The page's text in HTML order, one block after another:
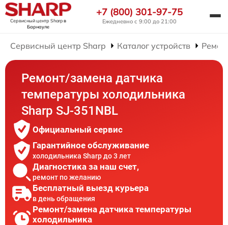
Сервисный центр Sharpв
Барнауле
+7 (800) 301-97-75
Ежедневно с 9:00 до 21:00
Сервисный центр Sharp Каталог устройств
Ремонт/замена датчика
температуры холодильника
Sharp SJ-351NBL
Официальный сервис
Гарантийное обслуживание
холодильника Sharp до 3 лет
Диагностика за наш счет,
ремонт по желанию
Бесплатный выезд курьера
в день обращения
Ремонт/замена датчика температуры
холодильника